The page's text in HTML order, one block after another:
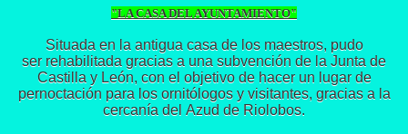
"LA CASA DEL AYUNTAMIENTO"
Situada en la antigua casa de los maestros, pudo
ser rehabilitada gracias a una subvención de la Junta de
Castilla y León, con el objetivo de hacer un lugar de
pernoctación para los ornitólogos y visitantes, gracias a la
cercanía del Azud de Riolobos.